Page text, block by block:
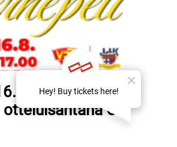
perhepeli MUP
OP